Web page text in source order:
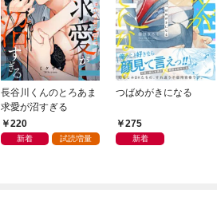
長谷川くんのとろあま
求愛が沼すぎる
220
新着 試読増量
つばめがきになる
275
新着